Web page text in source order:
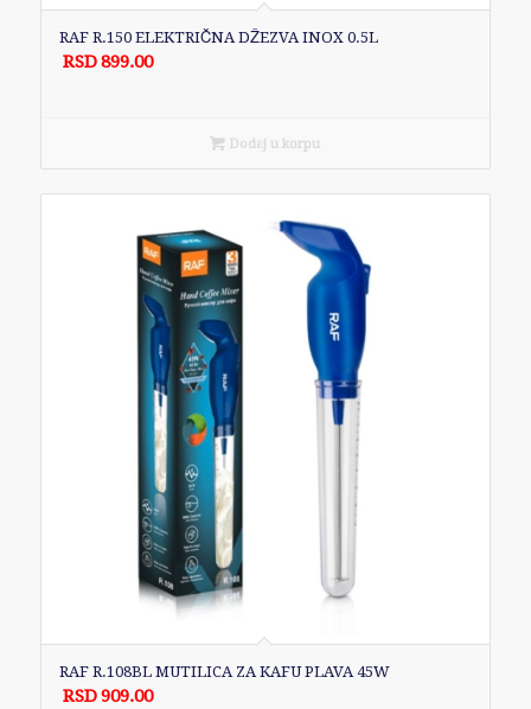
RAF R.150 ELEKTRIČNA DŽEZVA INOX 0.5L
RSD899.00
Dodaj u korpu
RAF R.108BL MUTILICA ZA KAFU PLAVA 45W
RSD909.00